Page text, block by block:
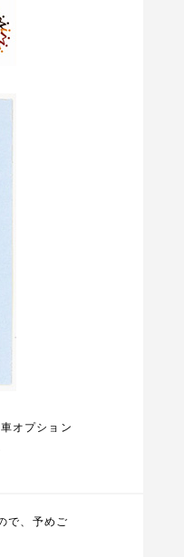
オプション
で、予めご